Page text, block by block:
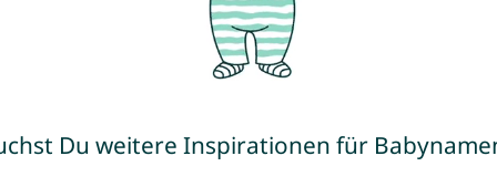
Du weitere Inspirationen für